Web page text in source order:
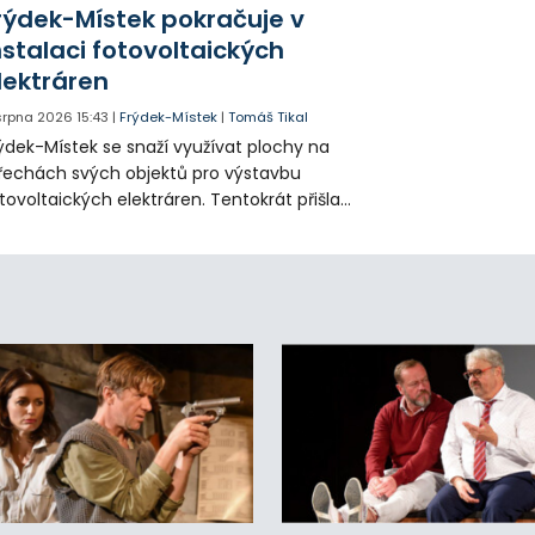
někteří obyvatelé rozhodli sepsat petici.
Místek pokračuje v
fotovoltaických
2026 15:43 |Frýdek-Místek |Tomáš Tikal
Místek se snaží využívat plochy na
svých objektů pro výstavbu
elektráren. Tentokrát přišla